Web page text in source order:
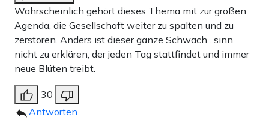
Wahrscheinlich gehört dieses Thema mit zur großen
Agenda, die Gesellschaft weiter zu spalten und zu
zerstören. Anders ist dieser ganze Schwach…sinn
nicht zu erklären, der jeden Tag stattfindet und immer
neue Blüten treibt.
30
Antworten